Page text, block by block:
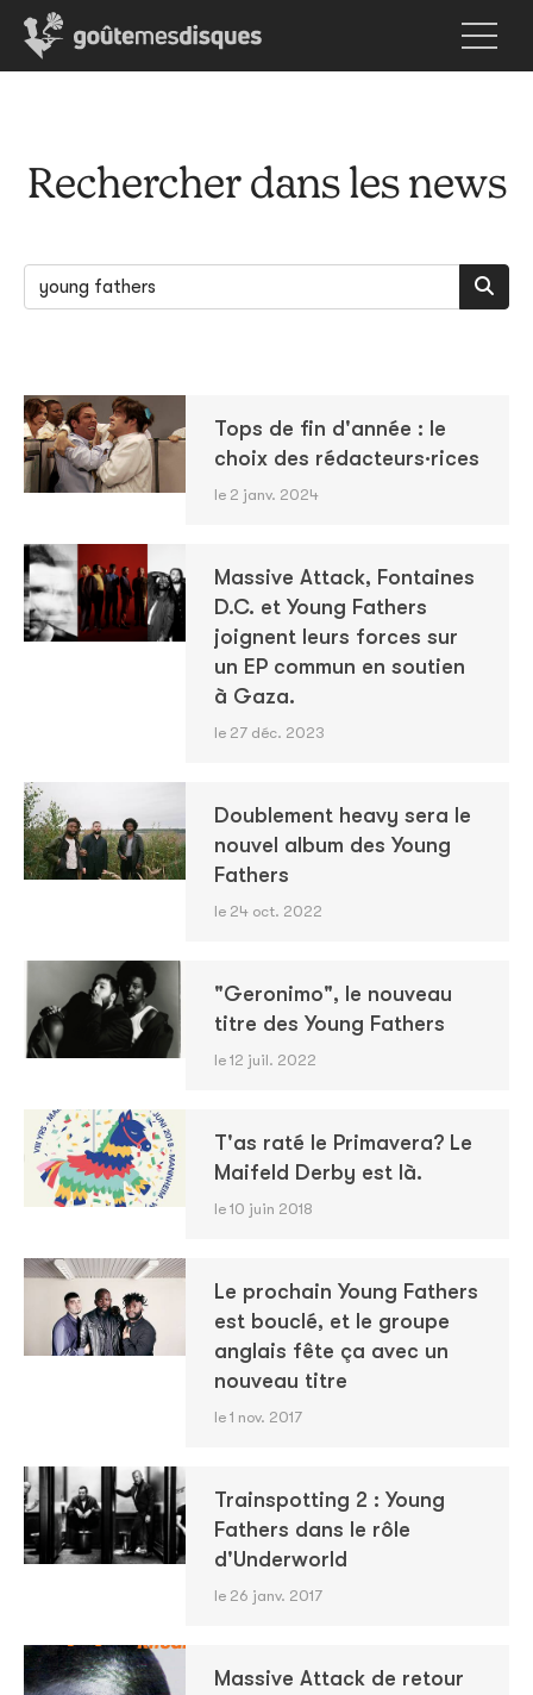
Rechercher dans les news
Tops de fin d'année : le
choix des rédacteurs·rices
le 2 janv. 2024
Massive Attack, Fontaines
D.C. et Young Fathers
joignent leurs forces sur
un EP commun en soutien
à Gaza.
le 27 déc. 2023
Doublement heavy sera le
nouvel album des Young
Fathers
le 24 oct. 2022
"Geronimo", le nouveau
titre des Young Fathers
le 12 juil. 2022
T'as raté le Primavera? Le
Maifeld Derby est là.
le 10 juin 2018
Le prochain Young Fathers
est bouclé, et le groupe
anglais fête ça avec un
nouveau titre
le 1 nov. 2017
Trainspotting 2 : Young
Fathers dans le rôle
d'Underworld
le 26 janv. 2017
Massive Attack de retour